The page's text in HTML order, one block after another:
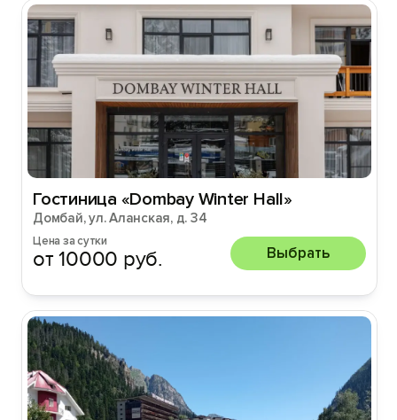
Гостиница «Dombay Winter Hall»
Домбай, ул. Аланская, д. 34
Цена за сутки
от 10000 руб. Выбрать